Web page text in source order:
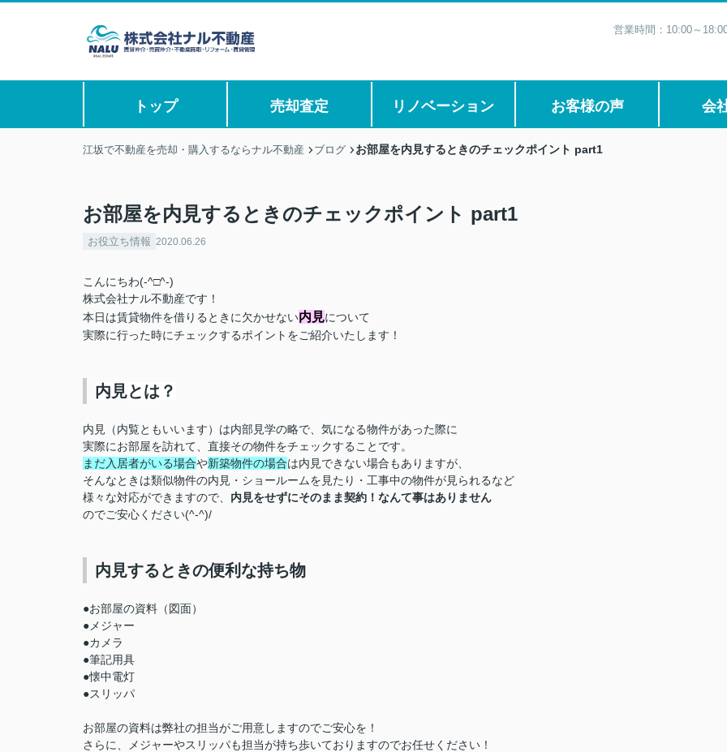
営業時間：10:00～
トップ 売却査定 リノベーション お客様の声 会
江坂で不動産を売却・購入するならナル不動産 ブログ お部屋を内見するときのチェックポイント part1
お部屋を内見するときのチェックポイント part1
お役立ち情報 2020.06.26
こんにちわ(-^□^-)
株式会社ナル不動産です！
本日は賃貸物件を借りるときに欠かせない内見について
実際に行った時にチェックするポイントをご紹介いたします！
内見とは？
内見（内覧ともいいます）は内部見学の略で、気になる物件があった際に
実際にお部屋を訪れて、直接その物件をチェックすることです。
まだ入居者がいる場合や新築物件の場合は内見できない場合もありますが、
そんなときは類似物件の内見・ショールームを見たり・工事中の物件が見られるなど
様々な対応ができますので、 内見をせずにそのまま契約！なんて事はありません
のでご安心ください(^-^)/
内見するときの便利な持ち物
●お部屋の資料（図面）
●メジャー
●カメラ
●筆記用具
●懐中電灯
●スリッパ
お部屋の資料は弊社の担当がご用意しますのでご安心を！
さらに、メジャーやスリッパも担当が持ち歩いておりますのでお任せください！